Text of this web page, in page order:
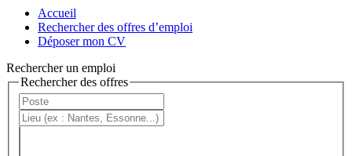
Accueil
Rechercher des offres d’emploi
Déposer mon CV
Rechercher un emploi
Rechercher des offres